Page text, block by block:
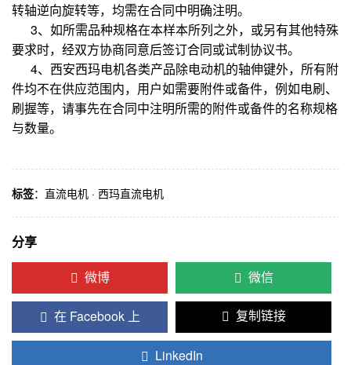
转轴逆向旋转等，均需在合同中明确注明。
3、如所需品种规格在本样本所列之外，或另有其他特殊
要求时，经双方协商同意后签订合同或试制协议书。
4、西安西玛电机各类产品除电动机的轴伸键外，所有附
件均不在供应范围内，用户如需要附件或备件，例如电刷、
刷握等，请事先在合同中注明所需的附件或备件的名称规格
与数量。
标签： 直流电机 · 西玛直流电机
分享
微博
微信
在 Facebook 上 复制链接
LinkedIn